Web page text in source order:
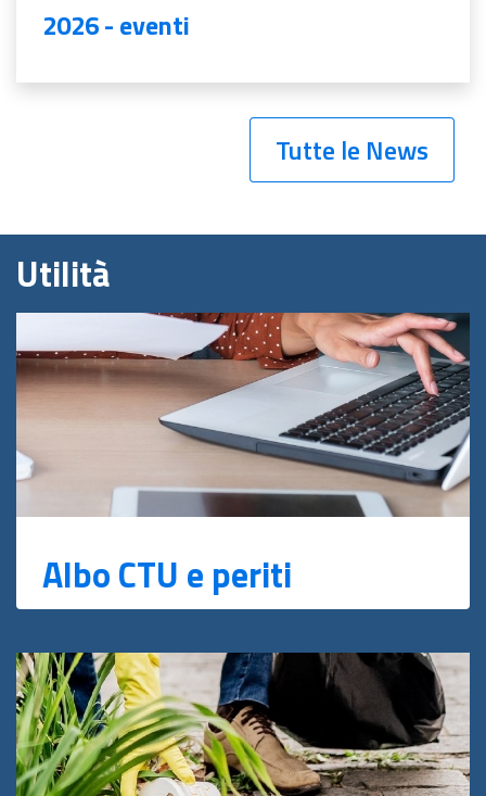
2026 - eventi
Tutte le News
Utilità
Albo CTU e periti